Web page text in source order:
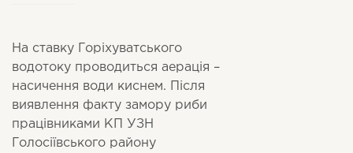
На ставку Горіхуватського
водотоку проводиться аерація –
насичення води киснем. Після
виявлення факту замору риби
працівниками КП УЗН
Голосіївського району